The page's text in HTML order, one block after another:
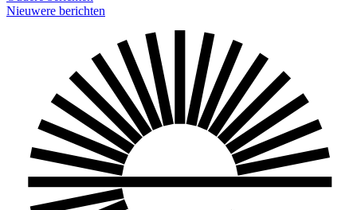
navigatie
Nieuwere berichten